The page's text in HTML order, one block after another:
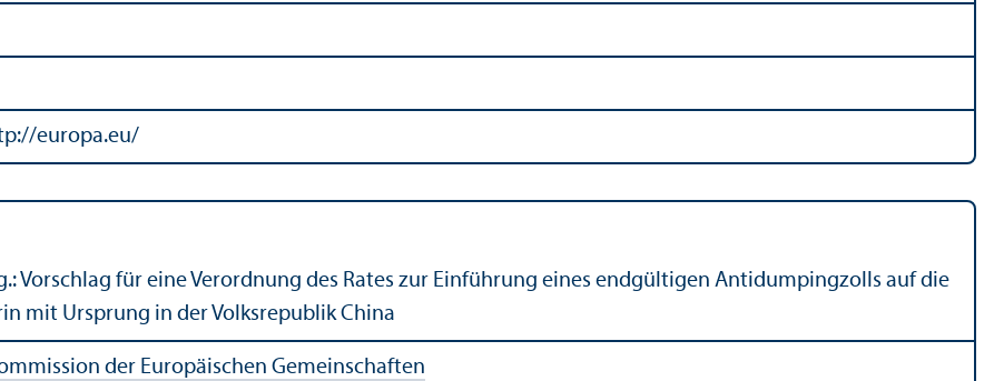
europa.eu/
Vorschlag für eine Verordnung des Rates zur Einführung eines endgültigen Antidumpingzolls auf die
mit Ursprung in der Volksrepublik China
der Europäischen Gemeinschaften